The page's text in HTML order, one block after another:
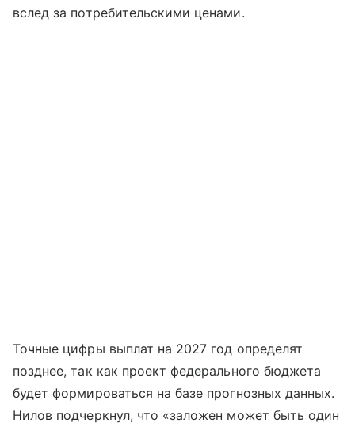
вслед за потребительскими ценами.
Точные цифры выплат на 2027 год определят
позднее, так как проект федерального бюджета
будет формироваться на базе прогнозных данных.
Нилов подчеркнул, что «заложен может быть один